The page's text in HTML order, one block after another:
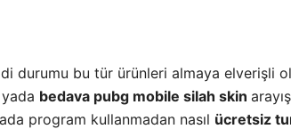
durumu bu tür ürünleri almaya elverişli
bedava pubg mobile silah skin
program kullanmadan nasıl ücretsiz